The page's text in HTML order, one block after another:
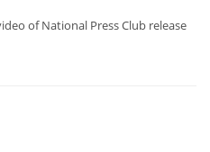
of National Press Club release